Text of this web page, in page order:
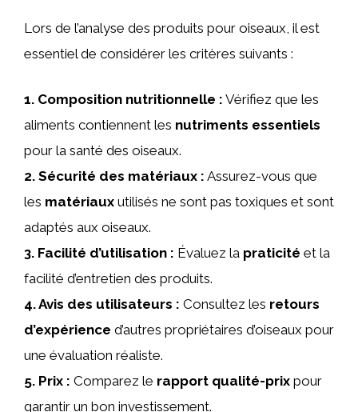
Lors de l’analyse des produits pour oiseaux, il est
essentiel de considérer les critères suivants :
1. Composition nutritionnelle : Vérifiez que les
aliments contiennent les nutriments essentiels
pour la santé des oiseaux.
2. Sécurité des matériaux : Assurez-vous que
les matériaux utilisés ne sont pas toxiques et sont
adaptés aux oiseaux.
3. Facilité d’utilisation : Évaluez la praticité et la
facilité d’entretien des produits.
4.Avis des utilisateurs : Consultez les retours
d’expérience d’autres propriétaires d’oiseaux pour
une évaluation réaliste.
5. Prix : Comparez le rapport qualité-prix pour
garantir un bon investissement.